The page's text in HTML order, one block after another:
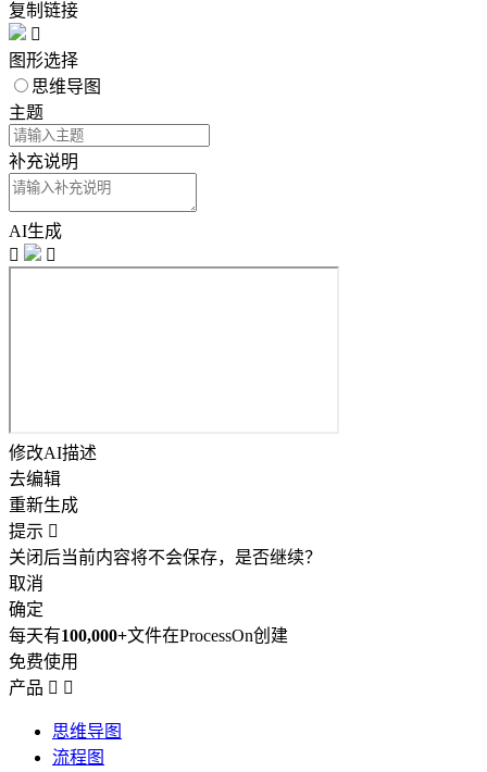
复制链接

图形选择
思维导图
主题
补充说明
AI生成


修改AI描述
去编辑
重新生成
提示 
关闭后当前内容将不会保存，是否继续？
取消
确定
每天有100,000+文件在ProcessOn创建
免费使用
产品  
思维导图
流程图